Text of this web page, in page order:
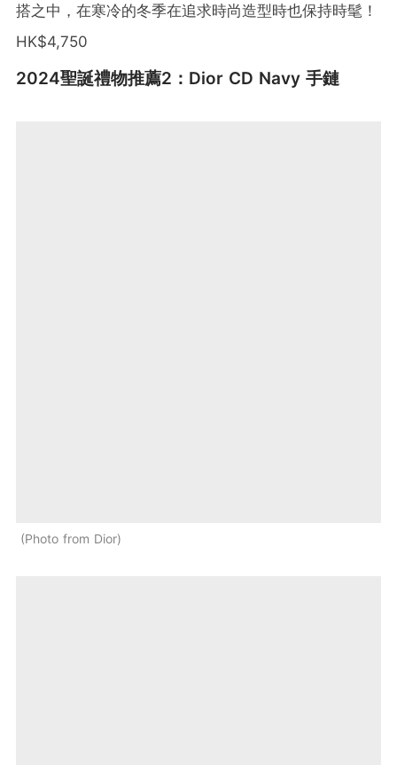
搭之中，在寒冷的冬季在追求時尚造型時也保持時髦！
HK$4,750
2024聖誕禮物推薦2：Dior CD Navy 手鏈
Photo from Dior